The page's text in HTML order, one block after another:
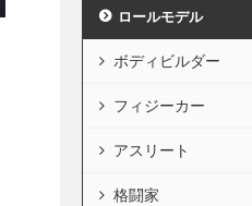
ロールモデル
ボディビルダー
フィジーカー
アスリート
格闘家